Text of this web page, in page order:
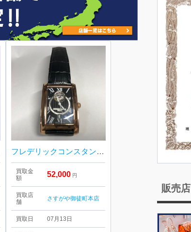
フレデリックコンスタント 時計
買取金
額
52,000 円
買取店
舗
さすがや御徒町本店
買取日 07月13日
販売店